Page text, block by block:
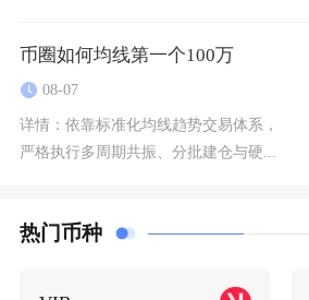
币圈如何均线第一个100万
08-07
详情： 依靠标准化均线趋势交易体系，
严格执行多周期共振、分批建仓与硬...
热门币种